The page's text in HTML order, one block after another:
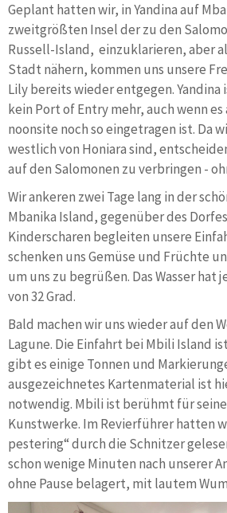
Geplant hatten wir, in Yandina auf
zweitgrößten Insel der zu den
Russell-Island, einzuklarieren, aber
Stadt nähern, kommen uns unsere
Lily bereits wieder entgegen. Yandina
kein Port of Entry mehr, auch wenn
noonsite noch so eingetragen ist. Da
westlich von Honiara sind,
auf den Salomonen zu verbringen -
Wir ankeren zwei Tage lang in der
Mbanika Island, gegenüber des
Kinderscharen begleiten unsere
schenken uns Gemüse und Früchte
um uns zu begrüßen. Das Wasser
von 32 Grad.
Bald machen wir uns wieder auf den
Lagune. Die Einfahrt bei Mbili Island
gibt es einige Tonnen und
ausgezeichnetes Kartenmaterial ist
notwendig. Mbili ist berühmt für
Kunstwerke. Im Revierführer hatten
pestering“ durch die Schnitzer
schon wenige Minuten nach unserer
ohne Pause belagert, mit lautem